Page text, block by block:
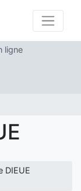
ligne
DIEUE